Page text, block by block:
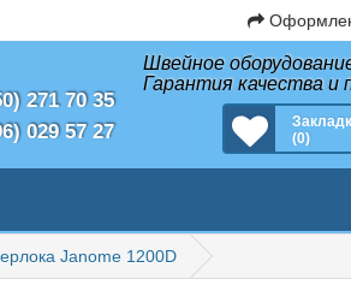
271 70 35
029 57 27
Швейное
Гарантия качества и
(0)
Janome 1200D